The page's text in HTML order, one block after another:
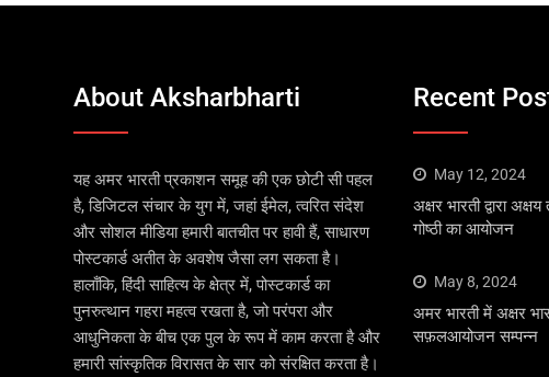
About Aksharbharti
यह अमर भारती प्रकाशन समूह की एक छोटी सी पहल
है, डिजिटल संचार के युग में, जहां ईमेल, त्वरित संदेश
और सोशल मीडिया हमारी बातचीत पर हावी हैं, साधारण
पोस्टकार्ड अतीत के अवशेष जैसा लग सकता है।
हालाँकि, हिंदी साहित्य के क्षेत्र में, पोस्टकार्ड का
पुनरुत्थान गहरा महत्व रखता है, जो परंपरा और
आधुनिकता के बीच एक पुल के रूप में काम करता है और
हमारी सांस्कृतिक विरासत के सार को संरक्षित करता है।
Recent
May 12, 2024
अक्षर भारती द्वारा
गोष्ठी का आयोजन
May 8, 2024
अमर भारती में अक्षर
सफ़लआयोजन सम्पन्न